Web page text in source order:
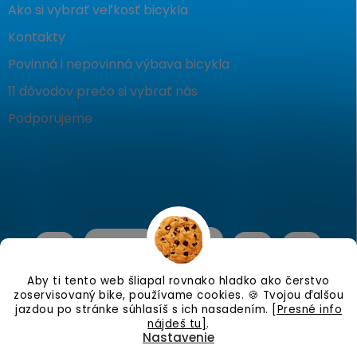
Aby ti tento web šliapal rovnako hladko ako čerstvo
zoservisovaný bike, používame cookies. 🍪 Tvojou ďalšou
jazdou po stránke súhlasíš s ich nasadením. [Presné info
nájdeš tu].
Nastavenie
Ako si vybrať veľkosť bicykla
Kontakty
Povinná i nepovinná výbava bicykla
11 dôvodov prečo si vybrať nás
Podporujeme